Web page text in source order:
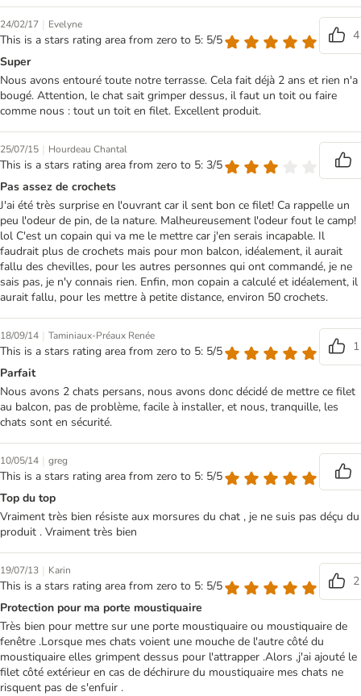
24/02/17 | Evelyne
This is a stars rating area from zero to 5: 5/5
4
Super
Nous avons entouré toute notre terrasse. Cela fait déjà 2 ans et rien n'a
bougé. Attention, le chat sait grimper dessus, il faut un toit ou faire
comme nous : tout un toit en filet. Excellent produit.
25/07/15 | Hourdeau Chantal
This is a stars rating area from zero to 5: 3/5
Pas assez de crochets
J'ai été très surprise en l'ouvrant car il sent bon ce filet! Ca rappelle un
peu l'odeur de pin, de la nature. Malheureusement l'odeur fout le camp!
lol C'est un copain qui va me le mettre car j'en serais incapable. Il
faudrait plus de crochets mais pour mon balcon, idéalement, il aurait
fallu des chevilles, pour les autres personnes qui ont commandé, je ne
sais pas, je n'y connais rien. Enfin, mon copain a calculé et idéalement, il
aurait fallu, pour les mettre à petite distance, environ 50 crochets.
18/09/14 | Taminiaux-Préaux Renée
This is a stars rating area from zero to 5: 5/5
1
Parfait
Nous avons 2 chats persans, nous avons donc décidé de mettre ce filet
au balcon, pas de problème, facile à installer, et nous, tranquille, les
chats sont en sécurité.
10/05/14 | greg
This is a stars rating area from zero to 5: 5/5
Top du top
Vraiment très bien résiste aux morsures du chat , je ne suis pas déçu du
produit . Vraiment très bien
19/07/13 | Karin
This is a stars rating area from zero to 5: 5/5
2
Protection pour ma porte moustiquaire
Très bien pour mettre sur une porte moustiquaire ou moustiquaire de
fenêtre .Lorsque mes chats voient une mouche de l'autre côté du
moustiquaire elles grimpent dessus pour l'attrapper .Alors ,j'ai ajouté le
filet côté extérieur en cas de déchirure du moustiquaire mes chats ne
risquent pas de s'enfuir .